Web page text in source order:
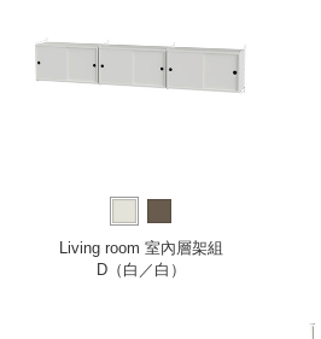
Living room 室內層架組
D（白／白）